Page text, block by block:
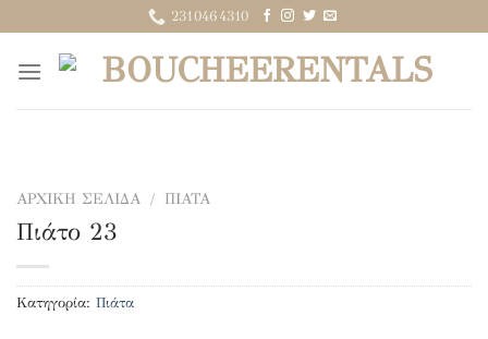
στο
περιεχόμενο
2310464310
ΑΡΧΙΚΉ ΣΕΛΊΔΑ / ΠΙΆΤΑ
Πιάτο 23
Κατηγορία: Πιάτα